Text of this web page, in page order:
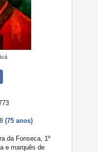
(75 anos)
da Fonseca, 1º
e marquês de